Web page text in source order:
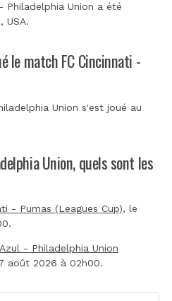
Philadelphia Union a été
USA.
le match FC Cincinnati -
Union s'est joué au
Union, quels sont les
- Pumas (Leagues Cup), le
- Philadelphia Union
août 2026 à 02h00.